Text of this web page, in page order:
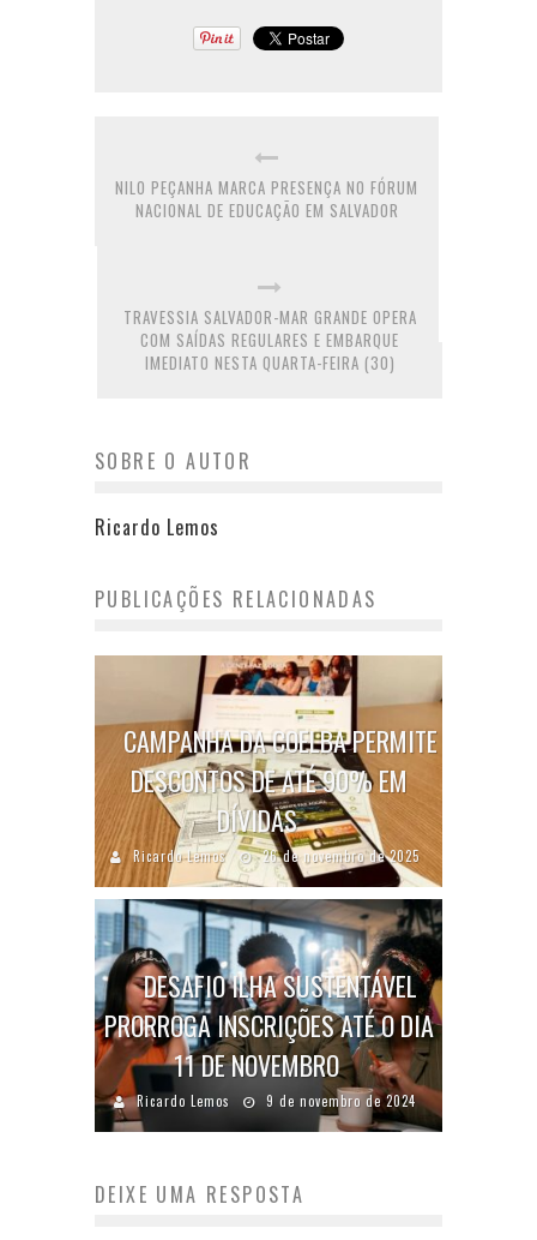
NILO PEÇANHA MARCA PRESENÇA NO FÓRUM
NACIONAL DE EDUCAÇÃO EM SALVADOR
TRAVESSIA SALVADOR-MAR GRANDE OPERA
COM SAÍDAS REGULARES E EMBARQUE
IMEDIATO NESTA QUARTA-FEIRA (30)
SOBRE O AUTOR
Ricardo Lemos
PUBLICAÇÕES RELACIONADAS
CAMPANHA DA COELBA PERMITE
DESCONTOS DE ATÉ 90% EM
DÍVIDAS
Ricardo Lemos 26 de novembro de 2025
DESAFIO ILHA SUSTENTÁVEL
PRORROGA INSCRIÇÕES ATÉ O DIA
11 DE NOVEMBRO
Ricardo Lemos 9 de novembro de 2024
DEIXE UMA RESPOSTA